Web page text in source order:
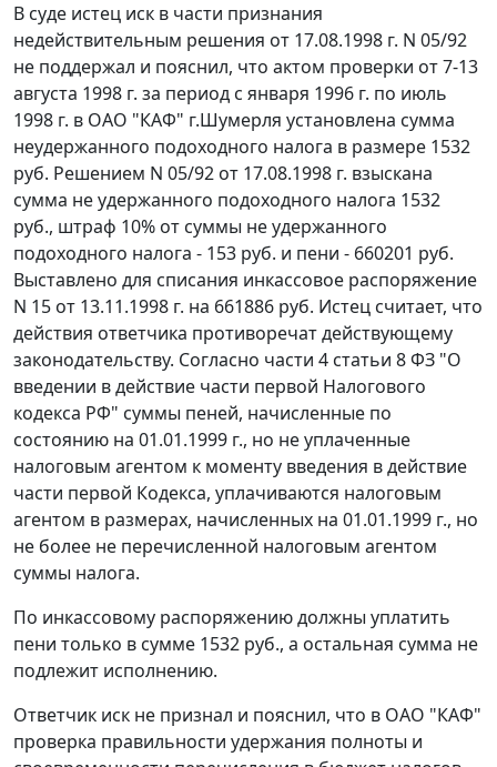
В суде истец иск в части признания
недействительным решения от 17.08.1998 г. N 05/92
не поддержал и пояснил, что актом проверки от 7-13
августа 1998 г. за период с января 1996 г. по июль
1998 г. в ОАО "КАФ" г.Шумерля установлена сумма
неудержанного подоходного налога в размере 1532
руб. Решением N 05/92 от 17.08.1998 г. взыскана
сумма не удержанного подоходного налога 1532
руб., штраф 10% от суммы не удержанного
подоходного налога - 153 руб. и пени - 660201 руб.
Выставлено для списания инкассовое распоряжение
N 15 от 13.11.1998 г. на 661886 руб. Истец считает, что
действия ответчика противоречат действующему
законодательству. Согласно части 4 статьи 8ФЗ "О
введении в действие части первой Налогового
кодекса РФ" суммы пеней, начисленные по
состоянию на 01.01.1999 г., но не уплаченные
налоговым агентом к моменту введения в действие
части первой Кодекса, уплачиваются налоговым
агентом в размерах, начисленных на 01.01.1999 г., но
не более не перечисленной налоговым агентом
суммы налога.
По инкассовому распоряжению должны уплатить
пени только в сумме 1532 руб., а остальная сумма не
подлежит исполнению.
Ответчик иск не признал и пояснил, что в ОАО "КАФ"
проверка правильности удержания полноты и